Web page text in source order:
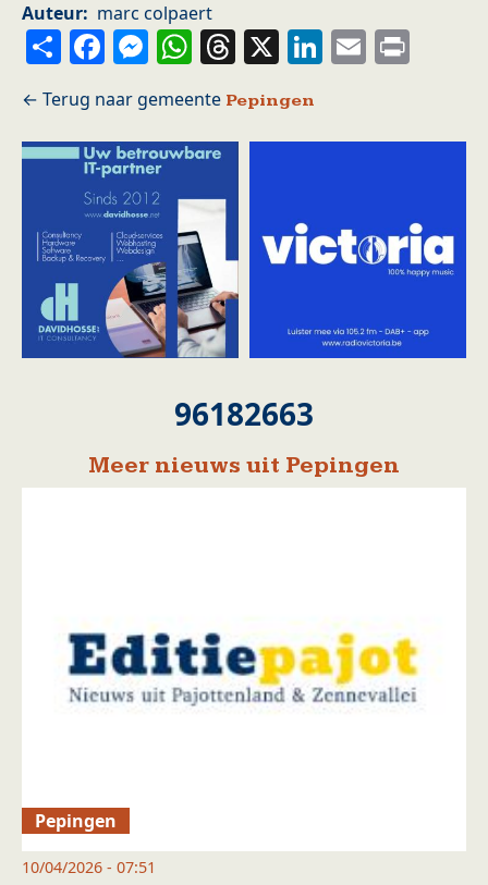
Auteur
marc colpaert
ShareFacebook
Messenger
WhatsApp
Threads
X LinkedIn
Email
Pepingen
96182663
Meer nieuws uit Pepingen
Pepingen
10/04/2026 - 07:51